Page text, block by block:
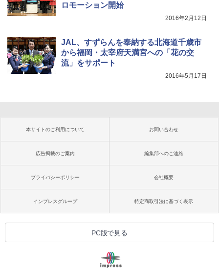
ロモーション開始
2016年2月12日
JAL、すずらんを奉納する北海道千歳市
から福岡・太宰府天満宮への「花の交
流」をサポート
2016年5月17日
本サイトのご利用について お問い合わせ
広告掲載のご案内 編集部へのご連絡
プライバシーポリシー 会社概要
インプレスグループ 特定商取引法に基づく表示
PC版で見る